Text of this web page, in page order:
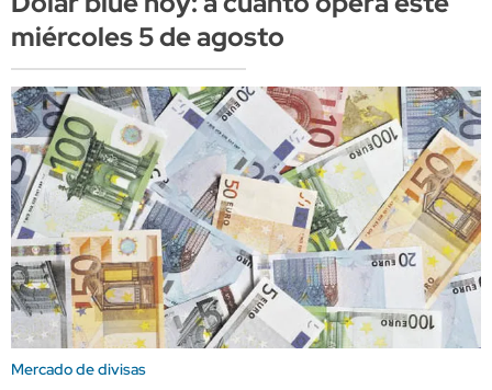
miércoles 5 de agosto
Mercado de divisas